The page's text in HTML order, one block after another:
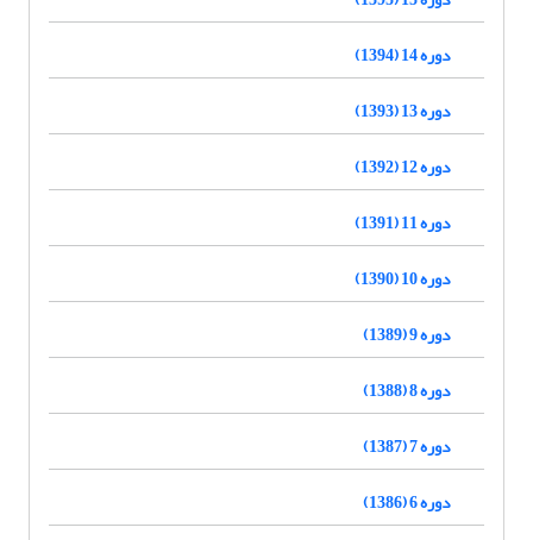
دوره 14 (1394)
دوره 13 (1393)
دوره 12 (1392)
دوره 11 (1391)
دوره 10 (1390)
دوره 9 (1389)
دوره 8 (1388)
دوره 7 (1387)
دوره 6 (1386)